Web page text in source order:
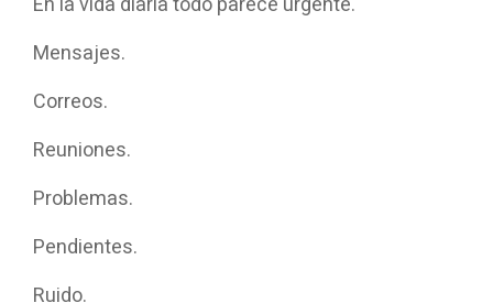
Mensajes.
Correos.
Reuniones.
Problemas.
Pendientes.
Ruido.